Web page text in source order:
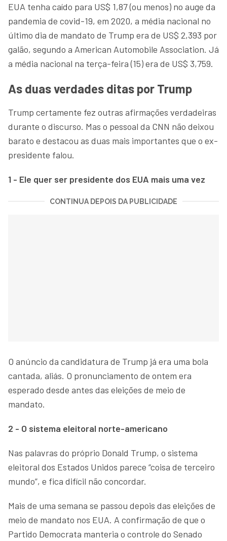
EUA tenha caído para US$ 1,87 (ou menos) no auge da
pandemia de covid-19, em 2020, a média nacional no
último dia de mandato de Trump era de US$ 2,393 por
galão, segundo a American Automobile Association. Já
a média nacional na terça-feira (15) era de US$ 3,759.
As duas verdades ditas por Trump
Trump certamente fez outras afirmações verdadeiras
durante o discurso. Mas o pessoal da CNN não deixou
barato e destacou as duas mais importantes que o ex-
presidente falou.
1 - Ele quer ser presidente dos EUA mais uma vez
CONTINUA DEPOIS DA PUBLICIDADE
O anúncio da candidatura de Trump já era uma bola
cantada, aliás. O pronunciamento de ontem era
esperado desde antes das eleições de meio de
mandato.
2 - O sistema eleitoral norte-americano
Nas palavras do próprio Donald Trump, o sistema
eleitoral dos Estados Unidos parece “coisa de terceiro
mundo”, e fica difícil não concordar.
Mais de uma semana se passou depois das eleições de
meio de mandato nos EUA. A confirmação de que o
Partido Democrata manteria o controle do Senado